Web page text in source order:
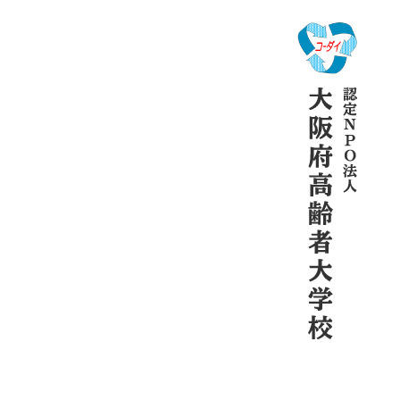
コーダイの学び
受講案内
コーダイトピック
学校概要
情報公開資料
広報物のご紹介